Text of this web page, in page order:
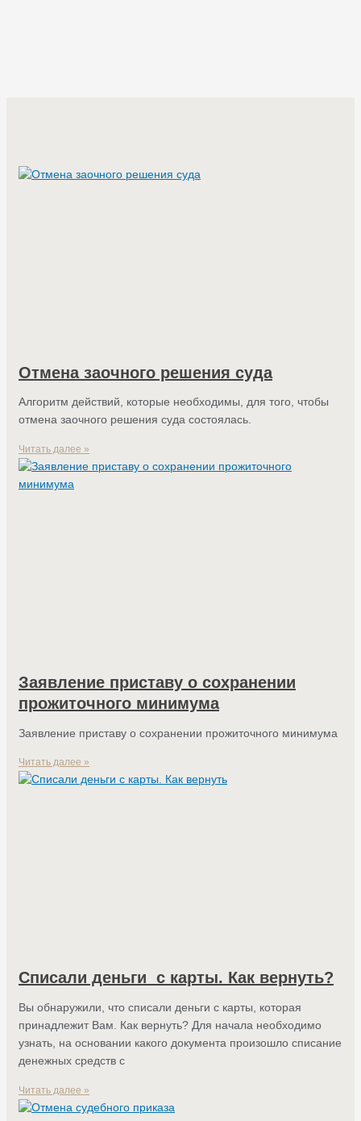
Отмена заочного решения суда
Алгоритм действий, которые необходимы, для того, чтобы
отмена заочного решения суда состоялась.
Читать далее »
Заявление приставу о сохранении
прожиточного минимума
Заявление приставу о сохранении прожиточного минимума
Читать далее »
Списали деньги с карты. Как вернуть?
Вы обнаружили, что списали деньги с карты, которая
принадлежит Вам. Как вернуть? Для начала необходимо
узнать, на основании какого документа произошло списание
денежных средств с
Читать далее »